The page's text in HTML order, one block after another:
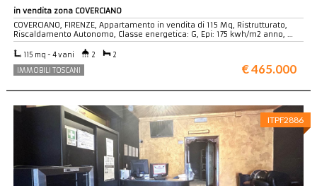
in vendita zona COVERCIANO
COVERCIANO, FIRENZE, Appartamento in vendita di 115 Mq, Ristrutturato,
Riscaldamento Autonomo, Classe energetica: G, Epi: 175 kwh/m2 anno, …
115 mq - 4 vani 2
2
IMMOBILI TOSCANI
€ 465.000
ITPF2886